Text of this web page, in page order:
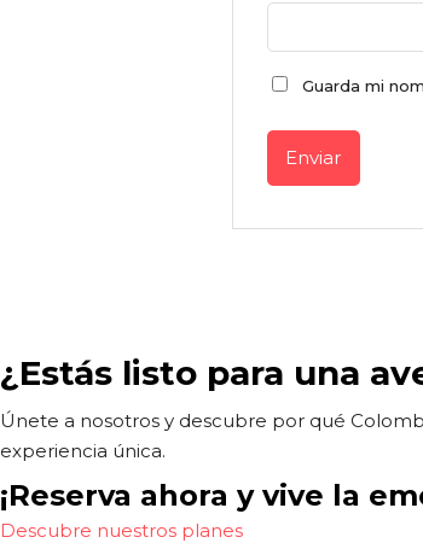
Guarda mi
¿Estás listo para una
Únete a nosotros y descubre por qué
experiencia única.
¡Reserva ahora y vive la
Descubre nuestros planes